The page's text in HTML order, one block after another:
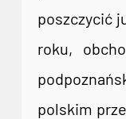
poszczycić
roku,
polskim